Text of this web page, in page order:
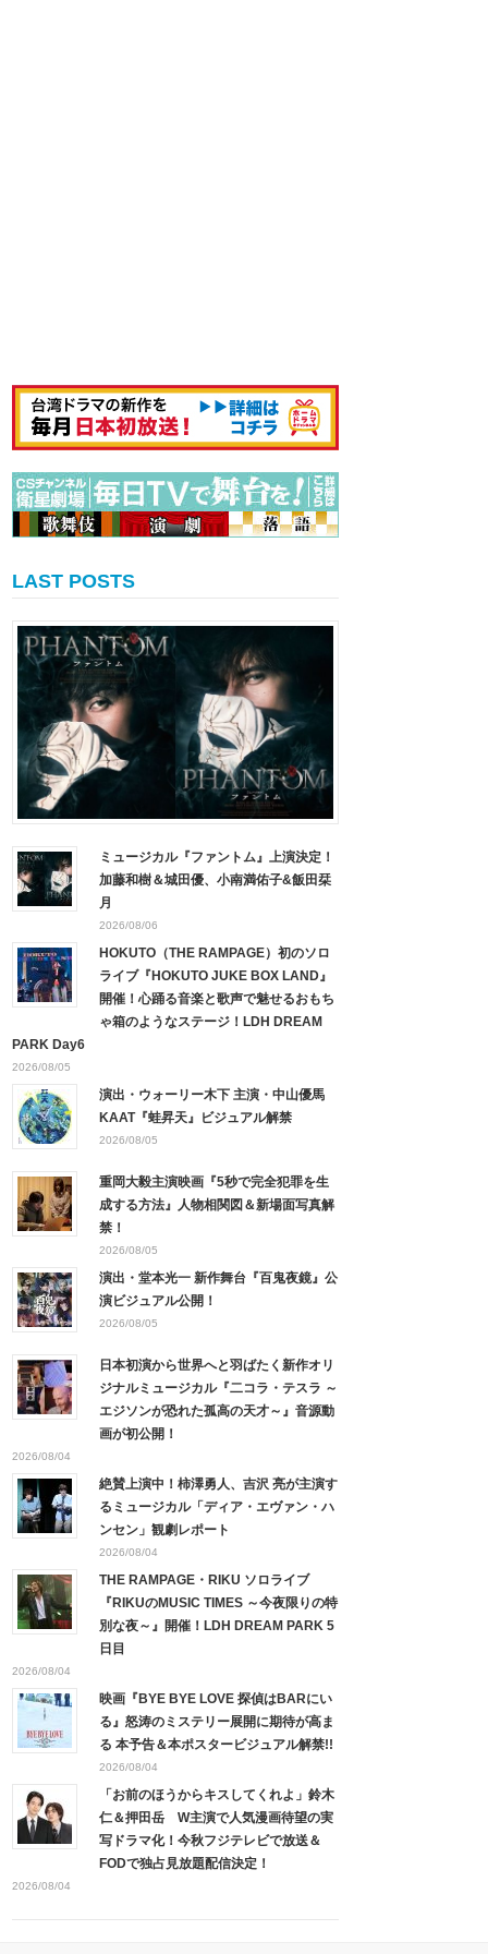
LAST POSTS
ミュージカル『ファントム』上演決定！
加藤和樹＆城田優、小南満佑子&飯田栞
月
2026/08/06
HOKUTO（THE RAMPAGE）初のソロ
ライブ『HOKUTO JUKE BOX LAND』
開催！心踊る音楽と歌声で魅せるおもち
ゃ箱のようなステージ！LDH DREAM
PARK Day6
2026/08/05
演出・ウォーリー木下 主演・中山優馬
KAAT『蛙昇天』ビジュアル解禁
2026/08/05
重岡大毅主演映画『5秒で完全犯罪を生
成する方法』人物相関図＆新場面写真解
禁！
2026/08/05
演出・堂本光一 新作舞台『百鬼夜鏡』公
演ビジュアル公開！
2026/08/05
日本初演から世界へと羽ばたく新作オリ
ジナルミュージカル『二コラ・テスラ ～
エジソンが恐れた孤高の天才～』音源動
画が初公開！
2026/08/04
絶賛上演中！柿澤勇人、吉沢 亮が主演す
るミュージカル「ディア・エヴァン・ハ
ンセン」観劇レポート
2026/08/04
THE RAMPAGE・RIKU ソロライブ
『RIKUのMUSIC TIMES ～今夜限りの特
別な夜～』開催！LDH DREAM PARK 5
日目
2026/08/04
映画『BYE BYE LOVE 探偵はBARにい
る』怒涛のミステリー展開に期待が高ま
る 本予告＆本ポスタービジュアル解禁!!
2026/08/04
「お前のほうからキスしてくれよ」鈴木
仁＆押田岳 W主演で人気漫画待望の実
写ドラマ化！今秋フジテレビで放送＆
FODで独占見放題配信決定！
2026/08/04